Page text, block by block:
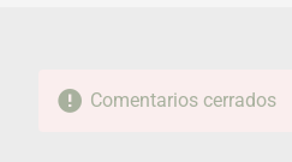
Comentarios cerrados